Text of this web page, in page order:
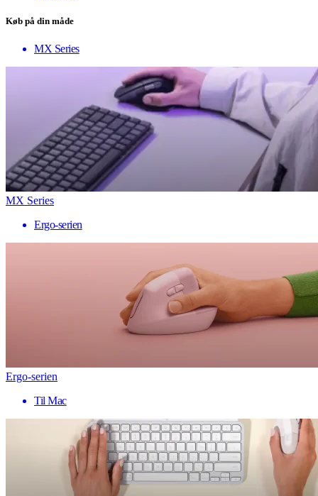
Køb på din måde
MX Series
MX Series
Ergo-serien
Ergo-serien
Til Mac